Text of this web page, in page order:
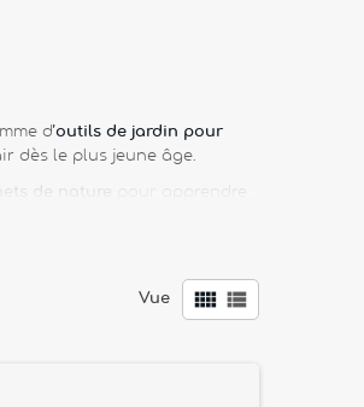
d’outils de jardin pour
dès le plus jeune âge.
de nature
Vue  